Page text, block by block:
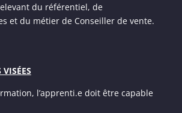
du référentiel, de
et du métier de Conseiller de vente.
VISÉES
l’apprenti.e doit être capable